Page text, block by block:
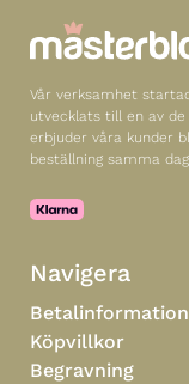
Vår verksamhet
utvecklats till en av
erbjuder våra kunder
beställning samma
Navigera
Betalinformation
Köpvillkor
Begravning